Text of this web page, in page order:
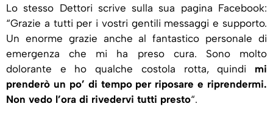
Lo stesso Dettori scrive sulla sua pagina Facebook:
“Grazie a tutti per i vostri gentili messaggi e supporto.
Un enorme grazie anche al fantastico personale di
emergenza che mi ha preso cura. Sono molto
dolorante e ho qualche costola rotta, quindi mi
prenderò un po’ di tempo per riposare e riprendermi.
Non vedo l’ora di rivedervi tutti presto“.